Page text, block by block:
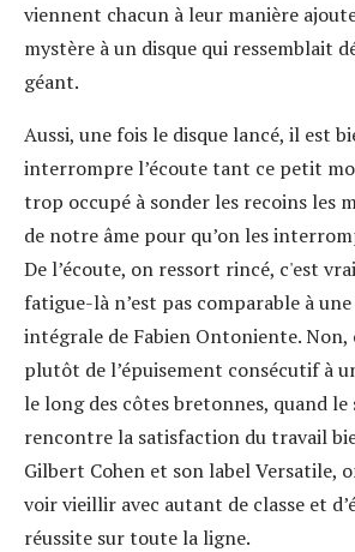
viennent chacun à leur manière
mystère à un disque qui ressemblait
géant.
Aussi, une fois le disque lancé, il est
interrompre l’écoute tant ce petit
trop occupé à sonder les recoins les
de notre âme pour qu’on les
De l’écoute, on ressort rincé, c'est
fatigue-là n’est pas comparable à
intégrale de Fabien Ontoniente.
plutôt de l’épuisement consécutif à
le long des côtes bretonnes, quand le
rencontre la satisfaction du travail
Gilbert Cohen et son label Versatile,
voir vieillir avec autant de classe et
réussite sur toute la ligne.